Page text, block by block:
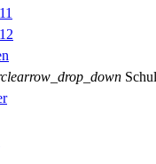
arrow_drop_down